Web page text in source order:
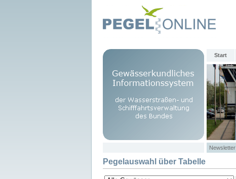
Start
Newsletter
Pegelauswahl über Tabelle